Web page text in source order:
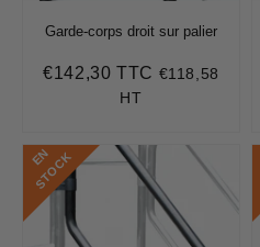
Garde-corps droit sur palier
Prix
€142,30 TTC €142,30
€118,58
HT
E
N
S
T
O
C
K